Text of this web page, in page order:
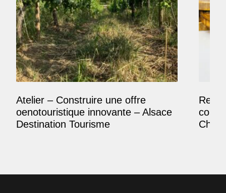
Atelier – Construire une offre
oenotouristique innovante – Alsace
Destination Tourisme